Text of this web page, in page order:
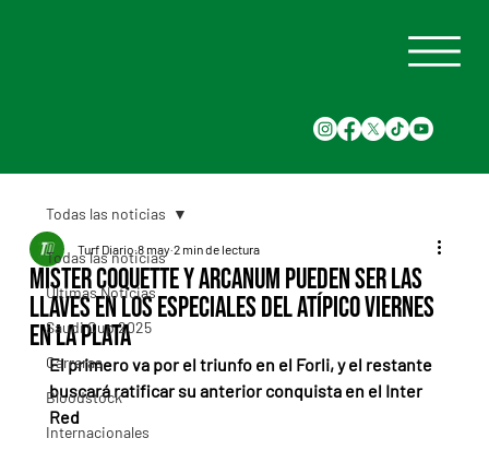
Todas las noticias
Últimas Noticias
Saudi Cup 2025
Carreras
Bloodstock
Internacionales
Todas las noticias
Mister Coquette y Arcanum pueden ser las
llaves en los especiales del atípico viernes
en La Plata
Turf Diario 8 may 2 min de lectura
El primero va por el triunfo en el Forli, y el restante
buscará ratificar su anterior conquista en el Inter
Red